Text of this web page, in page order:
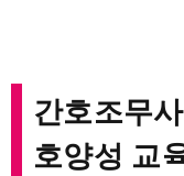
간호조무
호양성 교